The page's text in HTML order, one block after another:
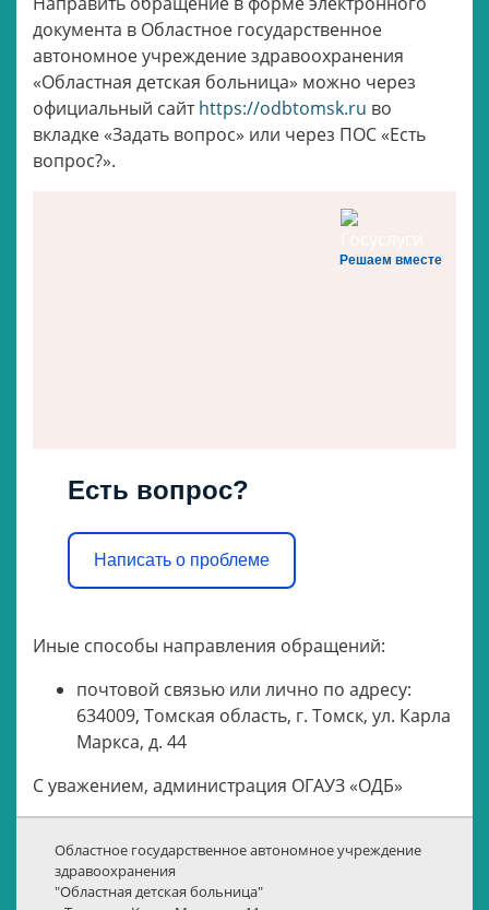
документа в Областное государственное
автономное учреждение здравоохранения
«Областная детская больница» можно через
официальный сайтhttps://odbtomsk.ru во
вкладке «Задать вопрос» или через ПОС «Есть
вопрос?».
Решаем вместе
Есть вопрос?
Написать о проблеме
Иные способы направления обращений:
почтовой связью или лично по адресу:
634009, Томская область, г. Томск, ул. Карла
Маркса, д. 44
С уважением, администрация ОГАУЗ «ОДБ»
Областное государственное автономное учреждение
здравоохранения
"Областная детская больница"